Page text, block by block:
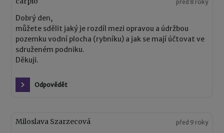
před 8 roky
Dobrý den,
můžete sdělit jaký je rozdíl mezi opravou a údržbou
pozemku vodní plocha (rybníku) a jak se mají účtovat ve
sdruženém podniku.
Děkuji.
Odpovědět
Miloslava Szarzecová před 9 roky